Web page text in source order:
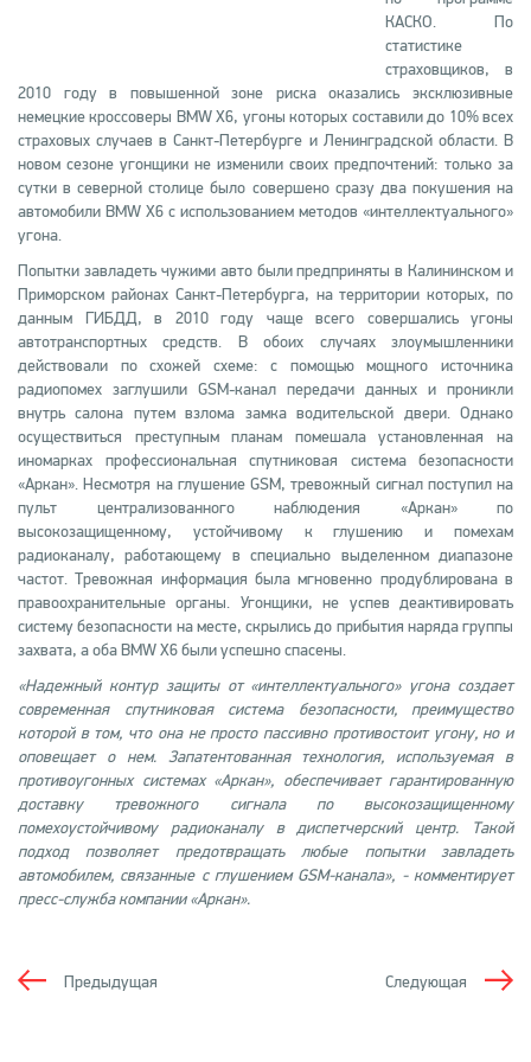
КАСКО. По
статистике
страховщиков, в
2010 году в повышенной зоне риска оказались эксклюзивные
немецкие кроссоверы BMW X6, угоны которых составили до 10% всех
страховых случаев в Санкт-Петербурге и Ленинградской области. В
новом сезоне угонщики не изменили своих предпочтений: только за
сутки в северной столице было совершено сразу два покушения на
автомобили BMW X6 с использованием методов «интеллектуального»
угона.
Попытки завладеть чужими авто были предприняты в Калининском и
Приморском районах Санкт-Петербурга, на территории которых, по
данным ГИБДД, в 2010 году чаще всего совершались угоны
автотранспортных средств. В обоих случаях злоумышленники
действовали по схожей схеме: с помощью мощного источника
радиопомех заглушили GSM-канал передачи данных и проникли
внутрь салона путем взлома замка водительской двери. Однако
осуществиться преступным планам помешала установленная на
иномарках профессиональная спутниковая система безопасности
«Аркан». Несмотря на глушение GSM, тревожный сигнал поступил на
пульт централизованного наблюдения «Аркан» по
высокозащищенному, устойчивому к глушению и помехам
радиоканалу, работающему в специально выделенном диапазоне
частот. Тревожная информация была мгновенно продублирована в
правоохранительные органы. Угонщики, не успев деактивировать
систему безопасности на месте, скрылись до прибытия наряда группы
захвата, а оба BMW X6 были успешно спасены.
«Надежный контур защиты от «интеллектуального» угона создает
современная спутниковая система безопасности, преимущество
которой в том, что она не просто пассивно противостоит угону, но и
оповещает о нем. Запатентованная технология, используемая в
противоугонных системах «Аркан», обеспечивает гарантированную
доставку тревожного сигнала по высокозащищенному
помехоустойчивому радиоканалу в диспетчерский центр. Такой
подход позволяет предотвращать любые попытки завладеть
автомобилем, связанные с глушением GSM-канала», - комментирует
пресс-служба компании «Аркан».
Следующая
Предыдущая